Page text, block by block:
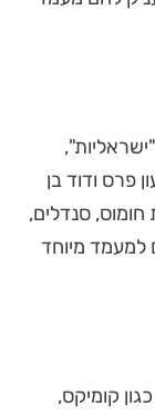
פרס ודוד בן
חומוס, סנדלים,
למעמד מיוחד
קומיקס,